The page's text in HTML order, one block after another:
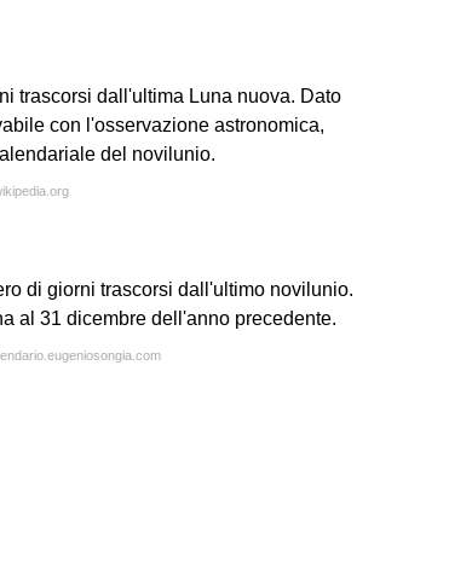
trascorsi dall'ultima Luna nuova. Dato
con l'osservazione astronomica,
del novilunio.
di giorni trascorsi dall'ultimo novilunio.
al 31 dicembre dell'anno precedente.